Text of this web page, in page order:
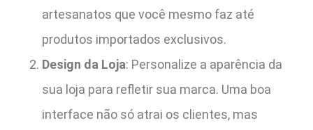
artesanatos que você mesmo faz até
produtos importados exclusivos.
Design da Loja: Personalize a aparência da
sua loja para refletir sua marca. Uma boa
interface não só atrai os clientes, mas